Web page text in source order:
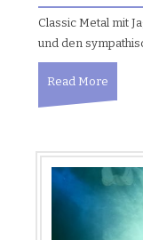
Classic Metal mit
und den
Read More